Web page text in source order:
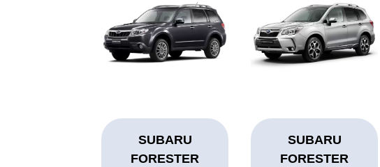
SUBARU
FORESTER
SUBARU
FORESTER